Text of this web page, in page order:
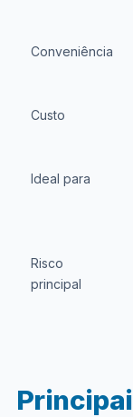
Conveniência
Custo
Ideal para
Risco
principal